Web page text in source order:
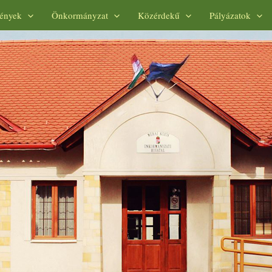
Önkormányzat Közérdekű Pályázatok